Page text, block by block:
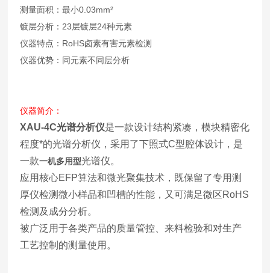
测量面积：最小0.03mm²
镀层分析：23层镀层24种元素
仪器特点：RoHS卤素有害元素检测
仪器优势：同元素不同层分析
仪器简介：
XAU-4C光谱分析仪是一款设计结构紧凑，模块精密化
程度*的光谱分析仪，采用了下照式C型腔体设计，是
一款一机多用型光谱仪。
应用核心EFP算法和微光聚集技术，既保留了专用测
厚仪检测微小样品和凹槽的性能，又可满足微区RoHS
检测及成分分析。
被广泛用于各类产品的质量管控、来料检验和对生产
工艺控制的测量使用。